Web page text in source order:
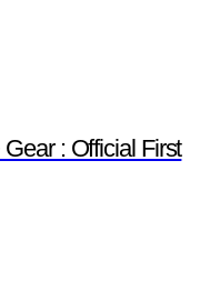
: Official First